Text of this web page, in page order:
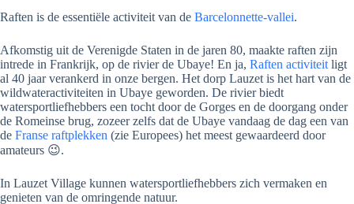
Raften is de essentiële activiteit van de Barcelonnette-vallei.
Afkomstig uit de Verenigde Staten in de jaren 80, maakte raften zijn
intrede in Frankrijk, op de rivier de Ubaye! En ja, Raften activiteit ligt
al 40 jaar verankerd in onze bergen. Het dorp Lauzet is het hart van de
wildwateractiviteiten in Ubaye geworden. De rivier biedt
watersportliefhebbers een tocht door de Gorges en de doorgang onder
de Romeinse brug, zozeer zelfs dat de Ubaye vandaag de dag een van
de Franse raftplekken (zie Europees) het meest gewaardeerd door
amateurs 😉.
In Lauzet Village kunnen watersportliefhebbers zich vermaken en
genieten van de omringende natuur.